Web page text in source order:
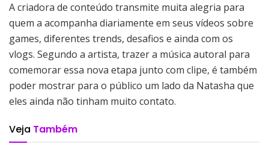
A criadora de conteúdo transmite muita alegria para
quem a acompanha diariamente em seus vídeos sobre
games, diferentes trends, desafios e ainda com os
vlogs. Segundo a artista, trazer a música autoral para
comemorar essa nova etapa junto com clipe, é também
poder mostrar para o público um lado da Natasha que
eles ainda não tinham muito contato.
Veja Também